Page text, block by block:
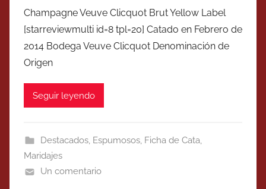
Champagne Veuve Clicquot Brut Yellow Label
[starreviewmulti id=8 tpl=20] Catado en Febrero de
2014 Bodega Veuve Clicquot Denominación de
Origen
Seguir leyendo
Destacados, Espumosos, Ficha de Cata,
Maridajes
Un comentario